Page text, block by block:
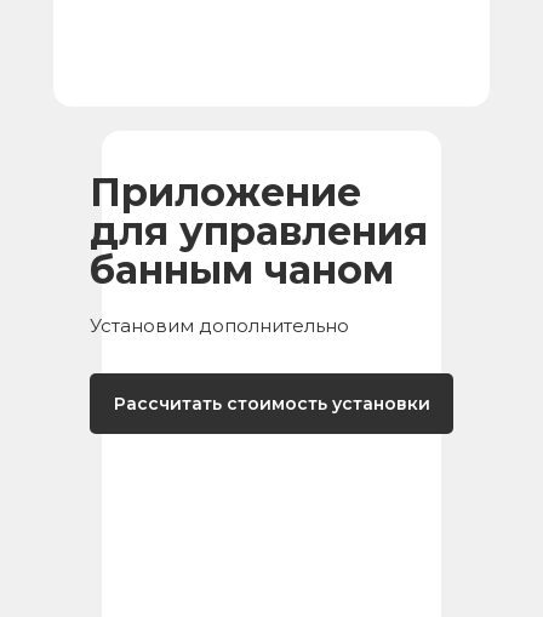
Установим дополнительно
Приложение
для управления
банным чаном
Рассчитать стоимость установки